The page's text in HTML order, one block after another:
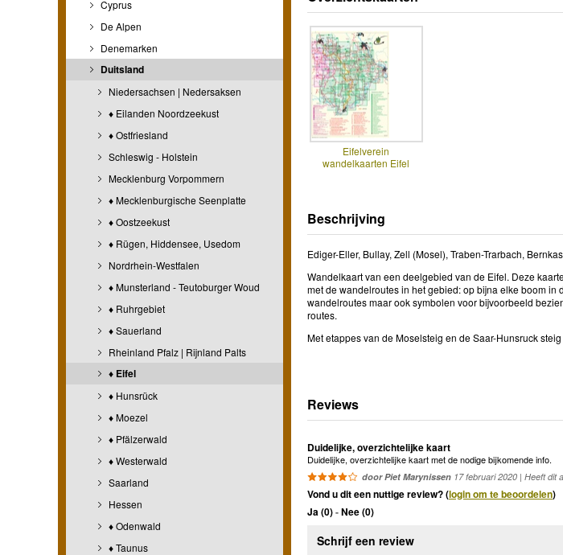
Cyprus
De Alpen
Denemarken
Duitsland
Niedersachsen | Nedersaksen
♦ Eilanden Noordzeekust
♦ Ostfriesland
Schleswig - Holstein
Mecklenburg Vorpommern
♦ Mecklenburgische Seenplatte
♦ Oostzeekust
♦ Rügen, Hiddensee, Usedom
Nordrhein-Westfalen
♦ Munsterland - Teutoburger Woud
♦ Ruhrgebiet
♦ Sauerland
Rheinland Pfalz | Rijnland Palts
♦ Eifel
♦ Hunsrück
♦ Moezel
♦ Pfälzerwald
♦ Westerwald
Saarland
Hessen
♦ Odenwald
♦ Taunus
Eifelverein
wandelkaarten Eifel
Beschrijving
Ediger-Eller, Bullay, Zell (Mosel), Traben-Trarbach,
Wandelkaart van een deelgebied van de Eifel. Deze
met de wandelroutes in het gebied: op bijna elke boom
wandelroutes maar ook symbolen voor bijvoorbeeld
routes.
Met etappes van de Moselsteig en de Saar-Hunsruck steig
Reviews
Duidelijke, overzichtelijke kaart
Duidelijke, overzichtelijke kaart met de nodige bijkomende info.
door Piet Marynissen 17 februari 2020 | Heeft dit
Vond u dit een nuttige review? (login om te beoordelen)
Ja (0)-Nee (0)
Schrijf een review